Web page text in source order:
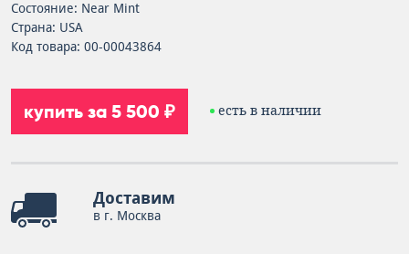
Состояние: Near Mint
Страна: USA
Код товара: 00-00043864
купить за 5 500 ₽ есть в наличии
Доставим
в г. Москва